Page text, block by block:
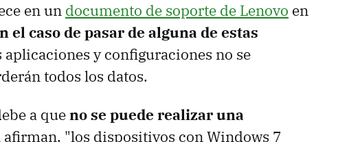
en un documento de soporte de Lenovo en
el caso de pasar de alguna de estas
aplicaciones y configuraciones no se
todos los datos.
a queno se puede realizar una
afirman, "los dispositivos con Windows 7